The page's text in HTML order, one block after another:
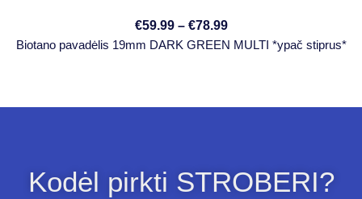
€59.99 – €78.99
Biotano pavadėlis 19mm DARK GREEN MULTI *ypač stiprus*
Kodėl pirkti STROBERI?